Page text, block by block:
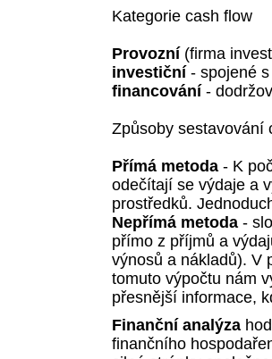
Kategorie cash flow
Provozní(firma
investiční- spojené s
financování -
Způsoby sestavování
Přímá metoda - K
odečítají se výdaje a
prostředků.
Nepřímá metoda -
přímo z příjmů a
výnosů a nákladů). V
tomuto výpočtu nám
přesnější informace,
Finanční analýza
finančního